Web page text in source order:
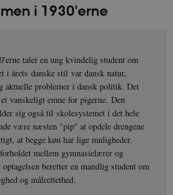
i 1930'erne
taler en ung kvindelig student om
i årets danske stil var dansk natur,
aktuelle problemer i dansk politik. Det
vanskeligt emne for pigerne. Den
sig også til skolesystemet i det hele
være næsten "pip" at opdele drengene
at begge køn har lige muligheder.
mellem gymnasielærer og
beretter en mandlig student om
og målrettethed.